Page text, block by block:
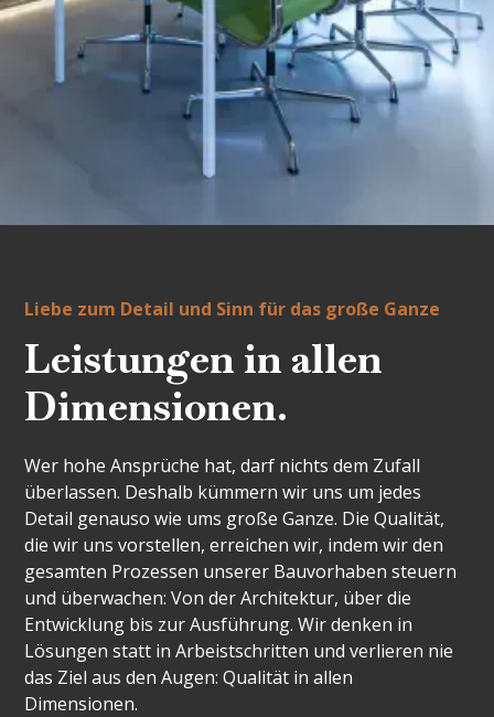
Liebe zum Detail und Sinn für das große Ganze
Leistungen in allen
Dimensionen.
Wer hohe Ansprüche hat, darf nichts dem Zufall
überlassen. Deshalb kümmern wir uns um jedes
Detail genauso wie ums große Ganze. Die Qualität,
die wir uns vorstellen, erreichen wir, indem wir den
gesamten Prozessen unserer Bauvorhaben steuern
und überwachen: Von der Architektur, über die
Entwicklung bis zur Ausführung. Wir denken in
Lösungen statt in Arbeistschritten und verlieren nie
das Ziel aus den Augen: Qualität in allen
Dimensionen.